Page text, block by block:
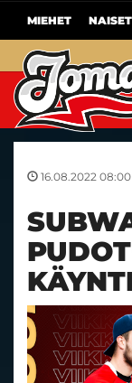
MIEHET NAISET
16.08.2022 08:00